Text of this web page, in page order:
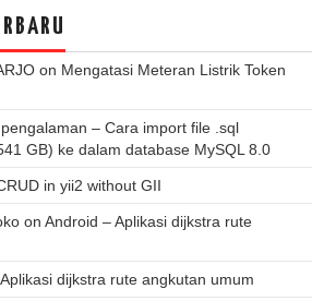
on Mengatasi Meteran Listrik Token
– Cara import file .sql
GB) ke dalam database MySQL 8.0
in yii2 without GII
onAndroid – Aplikasi dijkstra rute
dijkstra rute angkutan umum